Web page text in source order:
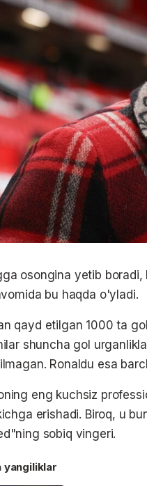
osongina yetib
bu haqda o'yladi.
qayd etilgan 1000 ta
shuncha gol
Ronaldu esa
eng kuchsiz
erishadi. Biroq, u
sobiq vingeri.
yangiliklar